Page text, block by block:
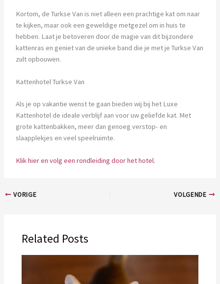
Kortom, de Turkse Van is niet alleen een prachtige kat om naar
te kijken, maar ook een geweldige metgezel om in huis te
hebben. Laat je betoveren door de magie van dit bijzondere
kattenras en geniet van de unieke band die je met je Turkse Van
zult opbouwen.
Kattenhotel Turkse Van
Als je op vakantie wenst te gaan bieden wij bij het Luxe
Kattenhotel de ideale verblijf aan voor uw geliefde kat. Met
grote kattenbakken, meer dan genoeg verstop- en
slaapplekjes en veel speelruimte.
Klik hier en volg een rondleiding door het hotel.
VORIGE VOLGENDE
Related Posts